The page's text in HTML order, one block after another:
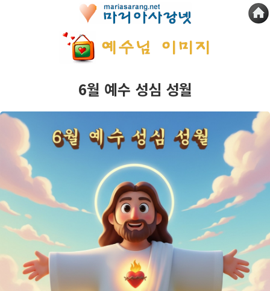
6월 예수 성심 성월